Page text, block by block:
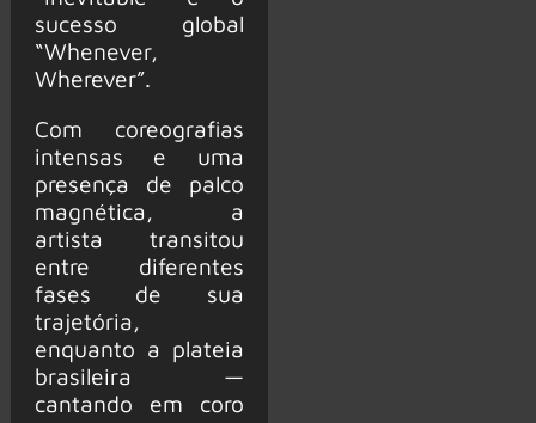
sucesso global
“Whenever,
Wherever”.
Com coreografias
intensas e uma
presença de palco
magnética, a
artista transitou
entre diferentes
fases de sua
trajetória,
enquanto a plateia
brasileira —
cantando em coro